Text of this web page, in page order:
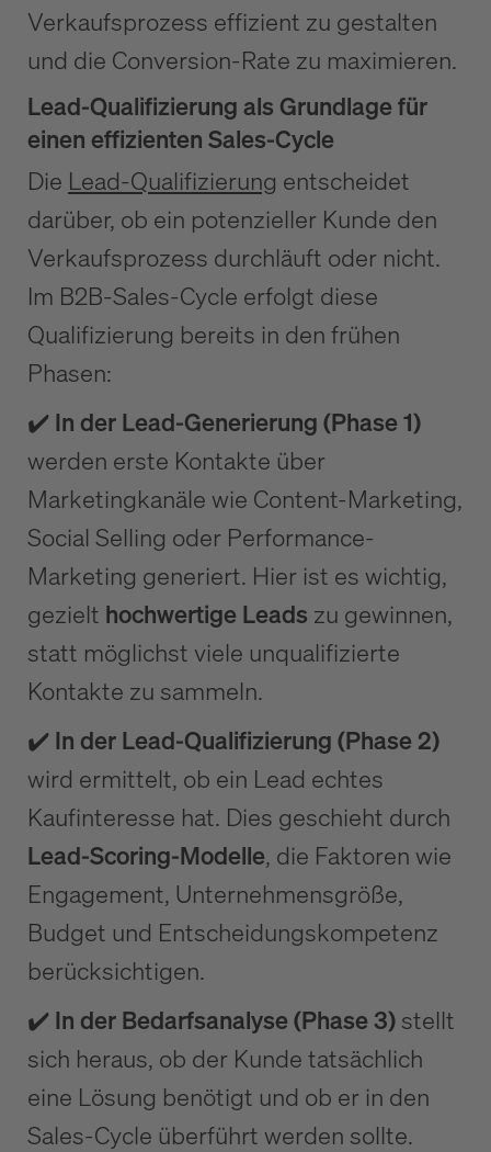
Verkaufsprozess effizient zu gestalten
und die Conversion-Rate zu maximieren.
Lead-Qualifizierung als Grundlage für
einen effizienten Sales-Cycle
Die Lead-Qualifizierung entscheidet
darüber, ob ein potenzieller Kunde den
Verkaufsprozess durchläuft oder nicht.
Im B2B-Sales-Cycle erfolgt diese
Qualifizierung bereits in den frühen
Phasen:
✔️ In der Lead-Generierung (Phase 1)
werden erste Kontakte über
Marketingkanäle wie Content-Marketing,
Social Selling oder Performance-
Marketing generiert. Hier ist es wichtig,
gezielt hochwertige Leads zu gewinnen,
statt möglichst viele unqualifizierte
Kontakte zu sammeln.
✔️ In der Lead-Qualifizierung (Phase 2)
wird ermittelt, ob ein Lead echtes
Kaufinteresse hat. Dies geschieht durch
Lead-Scoring-Modelle, die Faktoren wie
Engagement, Unternehmensgröße,
Budget und Entscheidungskompetenz
berücksichtigen.
✔️ In der Bedarfsanalyse (Phase 3) stellt
sich heraus, ob der Kunde tatsächlich
eine Lösung benötigt und ob er in den
Sales-Cycle überführt werden sollte.